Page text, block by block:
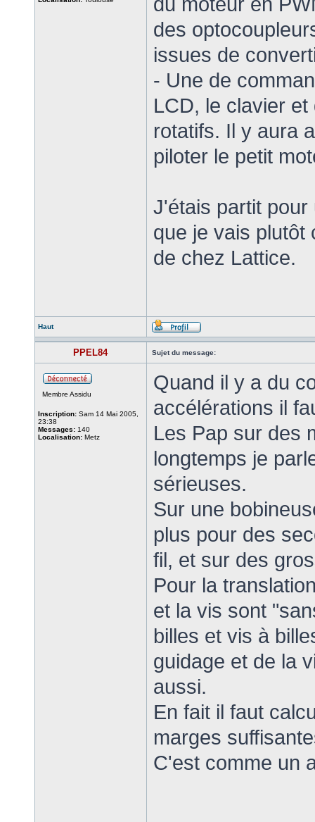
des
issues de
- Une de
LCD, le clavier
rotatifs. Il y aura
piloter le petit
J'étais partit pour
que je vais plutôt
de chez Lattice.
Haut
PPEL84 Sujet du message:
Membre Assidu
Inscription: Sam 14 Mai 2005,
23:38
Messages: 140
Localisation: Metz
Quand il y a du
accélérations il
Les Pap sur des
longtemps je
sérieuses.
Sur une
plus pour des
fil, et sur des
Pour la
et la vis sont
billes et vis à
guidage et de la
aussi.
En fait il faut
marges
C'est comme un